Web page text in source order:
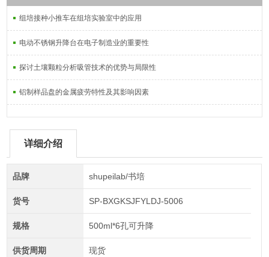
组培接种小推车在组培实验室中的应用
电动不锈钢升降台在电子制造业的重要性
探讨土壤颗粒分析吸管技术的优势与局限性
铝制样品盘的金属疲劳特性及其影响因素
详细介绍
品牌 shupeilab/书培
货号 SP-BXGKSJFYLDJ-5006
规格 500ml*6孔可升降
供货周期 现货